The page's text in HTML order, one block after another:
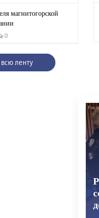
магнитогорской
0
всю ленту